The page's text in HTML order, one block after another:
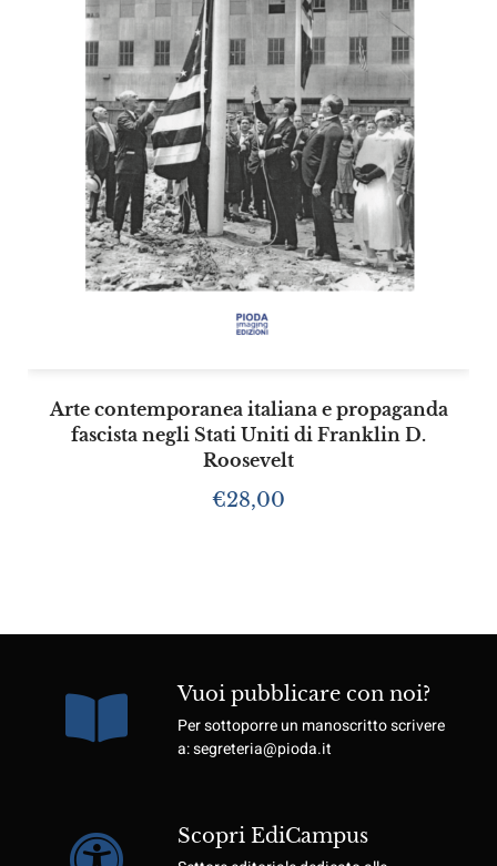
Arte contemporanea italiana e propaganda
fascista negli Stati Uniti di Franklin D.
Roosevelt
€28,00
Vuoi pubblicare con noi?
Per sottoporre un manoscritto scrivere
a: segreteria@pioda.it
Scopri EdiCampus